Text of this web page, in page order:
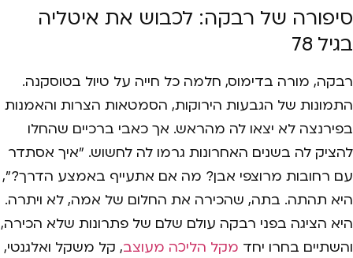
סיפורה של רבקה: לכבוש את איטליה
בגיל 78
רבקה, מורה בדימוס, חלמה כל חייה על טיול בטוסקנה.
התמונות של הגבעות הירוקות, הסמטאות הצרות והאמנות
בפירנצה לא יצאו לה מהראש. אך כאבי ברכיים שהחלו
להציק לה בשנים האחרונות גרמו לה לחשוש. "איך אסתדר
עם רחובות מרוצפי אבן? מה אם אתעייף באמצע הדרך?",
היא תהתה. בתה, שהכירה את החלום של אמה, לא ויתרה.
היא הציגה בפני רבקה עולם שלם של פתרונות שלא הכירה,
והשתיים בחרו יחד מקל הליכה מעוצב, קל משקל ואלגנטי,